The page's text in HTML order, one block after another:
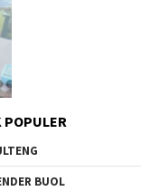
POPULER
BUOL